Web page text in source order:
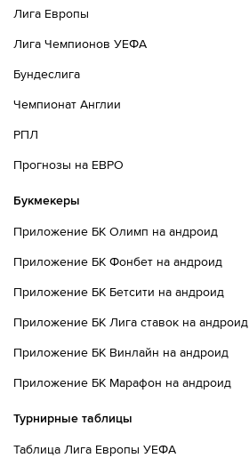
Лига Европы
Лига Чемпионов УЕФА
Бундеслига
Чемпионат Англии
РПЛ
Прогнозы на ЕВРО
Букмекеры
Приложение БК Олимп на андроид
Приложение БК Фонбет на андроид
Приложение БК Бетсити на андроид
Приложение БК Лига ставок на андроид
Приложение БК Винлайн на андроид
Приложение БК Марафон на андроид
Турнирные таблицы
Таблица Лига Европы УЕФА